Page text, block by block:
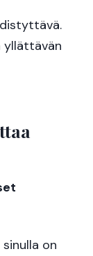
yllättävän
on